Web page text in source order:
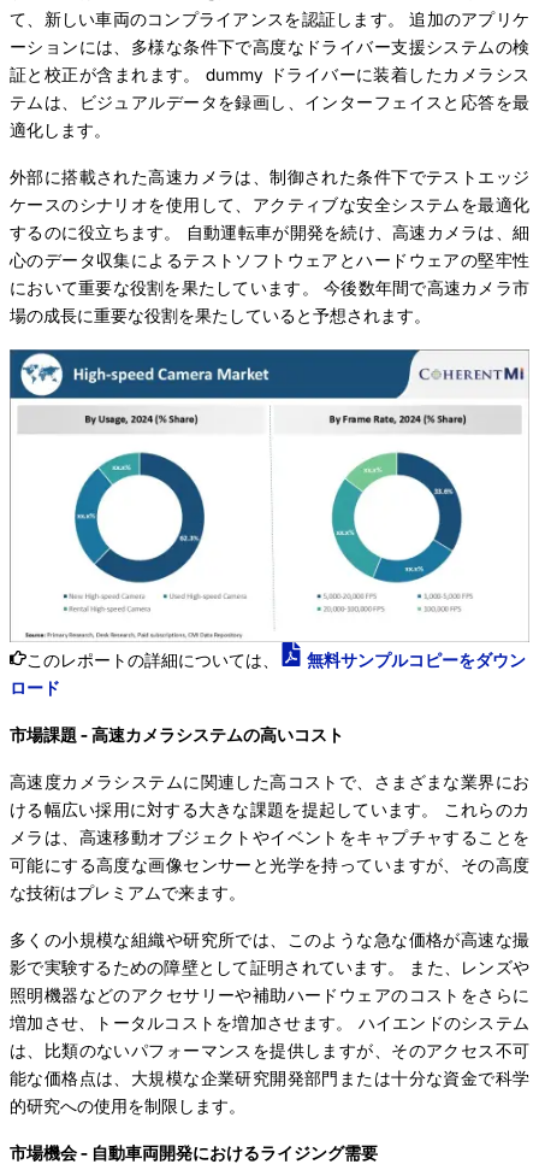
て、新しい車両のコンプライアンスを認証します。 追加のアプリケ
ーションには、多様な条件下で高度なドライバー支援システムの検
証と校正が含まれます。 dummy ドライバーに装着したカメラシス
テムは、ビジュアルデータを録画し、インターフェイスと応答を最
適化します。
外部に搭載された高速カメラは、制御された条件下でテストエッジ
ケースのシナリオを使用して、アクティブな安全システムを最適化
するのに役立ちます。 自動運転車が開発を続け、高速カメラは、細
心のデータ収集によるテストソフトウェアとハードウェアの堅牢性
において重要な役割を果たしています。 今後数年間で高速カメラ市
場の成長に重要な役割を果たしていると予想されます。
このレポートの詳細については、
無料サンプルコピーをダウン
ロード
市場課題 - 高速カメラシステムの高いコスト
高速度カメラシステムに関連した高コストで、さまざまな業界にお
ける幅広い採用に対する大きな課題を提起しています。 これらのカ
メラは、高速移動オブジェクトやイベントをキャプチャすることを
可能にする高度な画像センサーと光学を持っていますが、その高度
な技術はプレミアムで来ます。
多くの小規模な組織や研究所では、このような急な価格が高速な撮
影で実験するための障壁として証明されています。 また、レンズや
照明機器などのアクセサリーや補助ハードウェアのコストをさらに
増加させ、トータルコストを増加させます。 ハイエンドのシステム
は、比類のないパフォーマンスを提供しますが、そのアクセス不可
能な価格点は、大規模な企業研究開発部門または十分な資金で科学
的研究への使用を制限します。
市場機会 - 自動車両開発におけるライジング需要